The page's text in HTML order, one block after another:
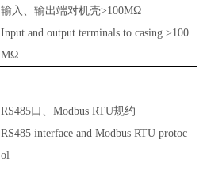
输入、输出端对机壳>100MΩ
Input and output terminals to casing >100
MΩ
RS485口、Modbus RTU规约
RS485 interface and Modbus RTU protoc
ol